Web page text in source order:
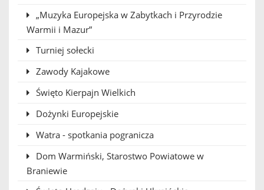
„Muzyka Europejska w Zabytkach i Przyrodzie
Warmii i Mazur”
Turniej sołecki
Zawody Kajakowe
Święto Kierpajn Wielkich
Dożynki Europejskie
Watra - spotkania pogranicza
Dom Warmiński, Starostwo Powiatowe w
Braniewie